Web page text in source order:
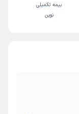
بیمه تکمیلی
نوین